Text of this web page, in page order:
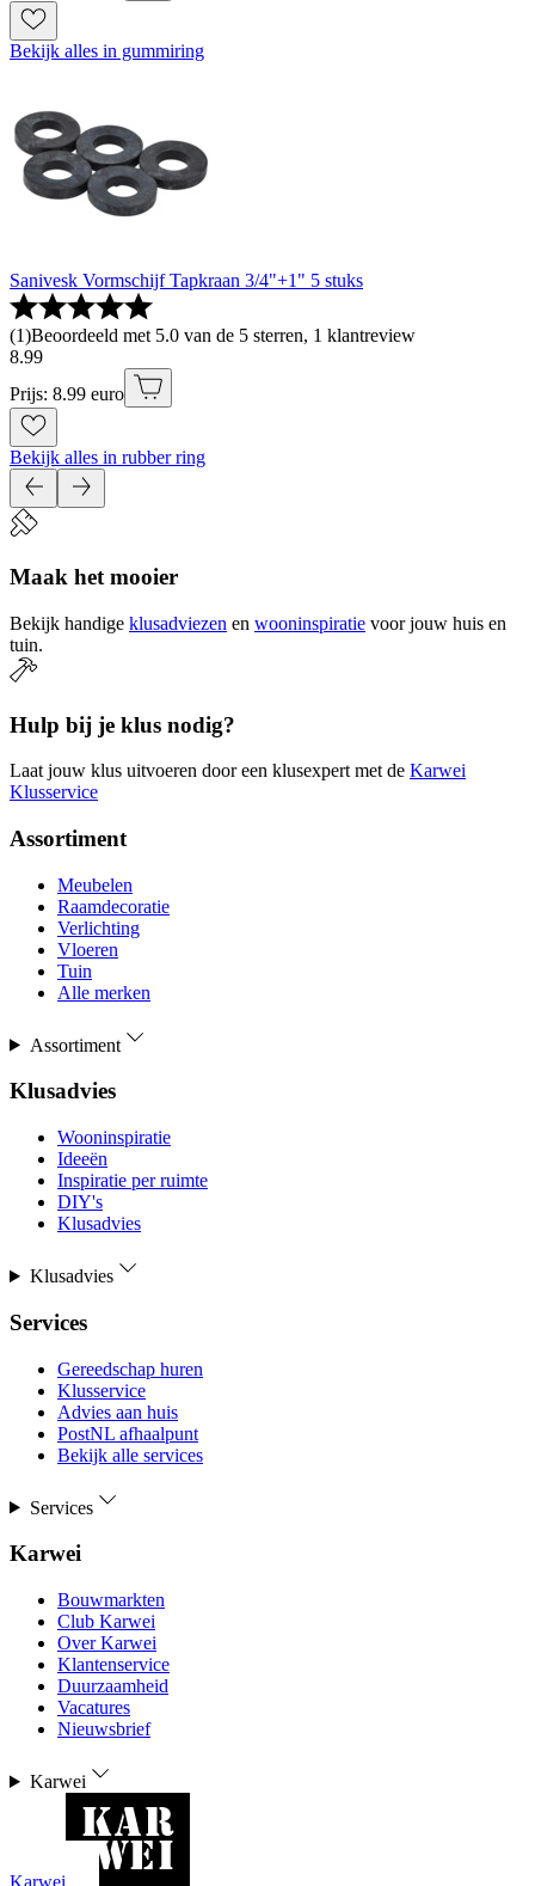
Bekijk alles in gummiring
Sanivesk Vormschijf Tapkraan 3/4"+1" 5 stuks
(1)Beoordeeld met 5.0 van de 5 sterren, 1 klantreview
8.99
Prijs: 8.99 euro
Bekijk alles in rubber ring
Maak het mooier
Bekijk handige klusadviezen en wooninspiratie voor jouw huis en
tuin.
Hulp bij je klus nodig?
Laat jouw klus uitvoeren door een klusexpert met de Karwei
Klusservice
Assortiment
Meubelen
Raamdecoratie
Verlichting
Vloeren
Tuin
Alle merken
Assortiment
Klusadvies
Wooninspiratie
Ideeën
Inspiratie per ruimte
DIY's
Klusadvies
Klusadvies
Services
Gereedschap huren
Klusservice
Advies aan huis
PostNL afhaalpunt
Bekijk alle services
Services
Karwei
Bouwmarkten
Club Karwei
Over Karwei
Klantenservice
Duurzaamheid
Vacatures
Nieuwsbrief
Karwei
Karwei